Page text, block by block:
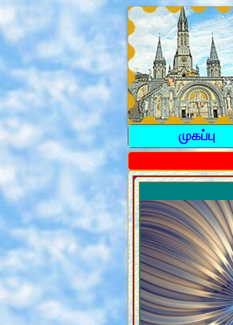
முகப்பு